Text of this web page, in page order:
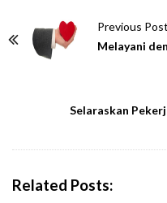
Previous
Melayani
Selaraskan
Related Posts: